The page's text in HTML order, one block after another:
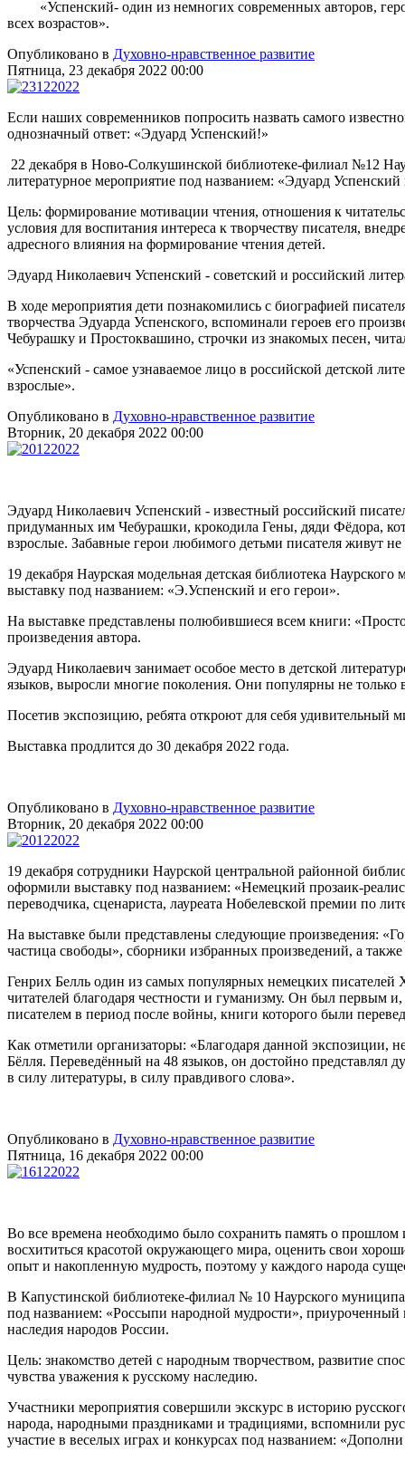
«Успенский- один из немногих современных авторов,
всех возрастов».
Опубликовано в Духовно-нравственное развитие
Пятница, 23 декабря 2022 00:00
Если наших современников попросить назвать самого
однозначный ответ: «Эдуард Успенский!»
22 декабря в Ново-Солкушинской библиотеке-филиал №12
литературное мероприятие под названием: «Эдуард
Цель: формирование мотивации чтения, отношения к
условия для воспитания интереса к творчеству писателя,
адресного влияния на формирование чтения детей.
Эдуард Николаевич Успенский - советский и российский
В ходе мероприятия дети познакомились с биографией
творчества Эдуарда Успенского, вспоминали героев его
Чебурашку и Простоквашино, строчки из знакомых песен,
«Успенский - самое узнаваемое лицо в российской детской
взрослые».
Опубликовано в Духовно-нравственное развитие
Вторник, 20 декабря 2022 00:00
Эдуард Николаевич Успенский - известный российский
придуманных им Чебурашки, крокодила Гены, дяди Фёдора,
взрослые. Забавные герои любимого детьми писателя живут
19 декабря Наурская модельная детская библиотека
выставку под названием: «Э.Успенский и его герои».
На выставке представлены полюбившиеся всем книги:
произведения автора.
Эдуард Николаевич занимает особое место в детской
языков, выросли многие поколения. Они популярны не только
Посетив экспозицию, ребята откроют для себя
Выставка продлится до 30 декабря 2022 года.
Опубликовано в Духовно-нравственное развитие
Вторник, 20 декабря 2022 00:00
19 декабря сотрудники Наурской центральной районной
оформили выставку под названием: «Немецкий прозаик-
переводчика, сценариста, лауреата Нобелевской премии по
На выставке были представлены следующие произведения:
частица свободы», сборники избранных произведений, а
Генрих Белль один из самых популярных немецких писателей
читателей благодаря честности и гуманизму. Он был первым
писателем в период после войны, книги которого были
Как отметили организаторы: «Благодаря данной экспозиции,
Бёлля. Переведённый на 48 языков, он достойно представлял
в силу литературы, в силу правдивого слова».
Опубликовано в Духовно-нравственное развитие
Пятница, 16 декабря 2022 00:00
Во все времена необходимо было сохранить память о
восхититься красотой окружающего мира, оценить свои
опыт и накопленную мудрость, поэтому у каждого народа
В Капустинской библиотеке-филиал № 10 Наурского
под названием: «Россыпи народной мудрости», приуроченный
наследия народов России.
Цель: знакомство детей с народным творчеством, развитие
чувства уважения к русскому наследию.
Участники мероприятия совершили экскурс в историю
народа, народными праздниками и традициями, вспомнили
участие в веселых играх и конкурсах под названием: